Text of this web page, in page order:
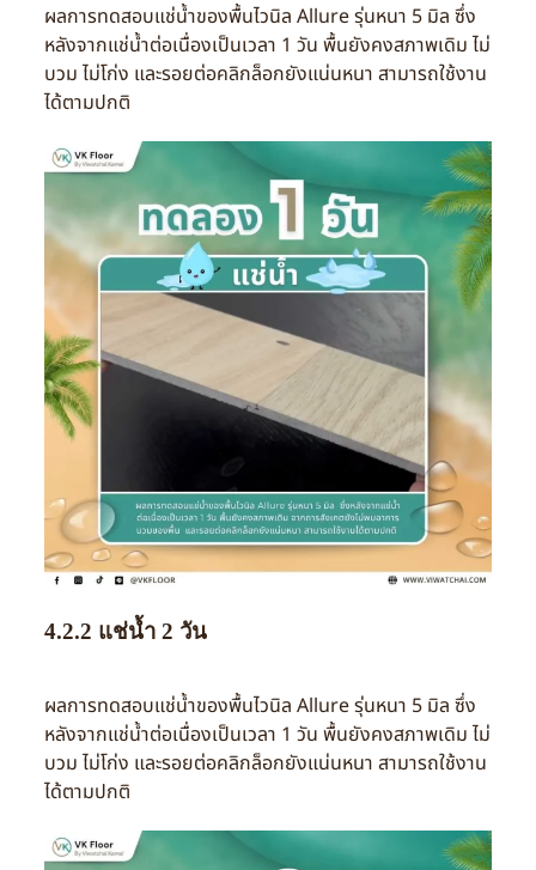
ผลการทดสอบแช่น้ำของพื้นไวนิล Allure รุ่นหนา 5 มิล ซึ่ง
หลังจากแช่น้ำต่อเนื่องเป็นเวลา 1 วัน พื้นยังคงสภาพเดิม ไม่
บวม ไม่โก่ง และรอยต่อคลิกล็อกยังแน่นหนา สามารถใช้งาน
ได้ตามปกติ
4.2.2 แช่น้ำ 2 วัน
ผลการทดสอบแช่น้ำของพื้นไวนิล Allure รุ่นหนา 5 มิล ซึ่ง
หลังจากแช่น้ำต่อเนื่องเป็นเวลา 1 วัน พื้นยังคงสภาพเดิม ไม่
บวม ไม่โก่ง และรอยต่อคลิกล็อกยังแน่นหนา สามารถใช้งาน
ได้ตามปกติ